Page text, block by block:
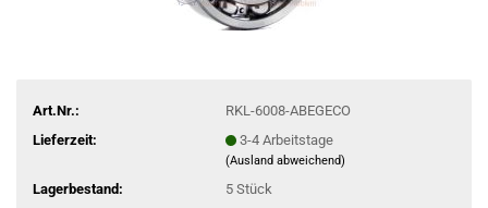
Art.Nr.:
RKL-6008-ABEGECO
Lieferzeit:
3-4 Arbeitstage
(Ausland abweichend)
Lagerbestand: 5 Stück